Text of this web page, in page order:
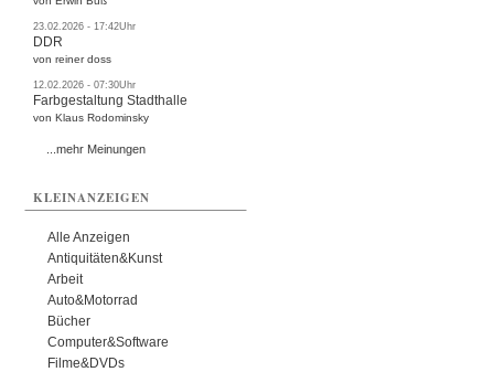
23.02.2026 - 17:42Uhr
DDR
von reiner doss
12.02.2026 - 07:30Uhr
Farbgestaltung Stadthalle
von Klaus Rodominsky
...mehr Meinungen
KLEINANZEIGEN
Alle Anzeigen
Antiquitäten&Kunst
Arbeit
Auto&Motorrad
Bücher
Computer&Software
Filme&DVDs